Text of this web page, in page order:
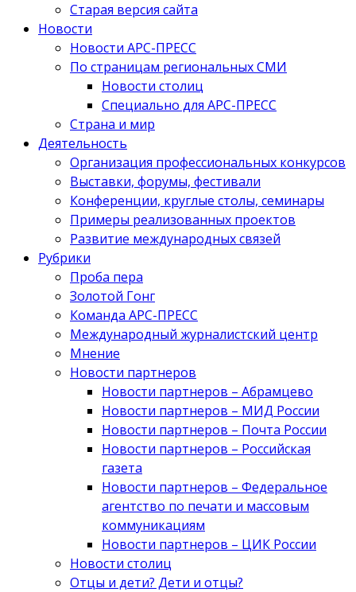
Старая версия сайта
Новости
Новости АРС-ПРЕСС
По страницам региональных СМИ
Новости столиц
Специально для АРС-ПРЕСС
Страна и мир
Деятельность
Организация профессиональных конкурсов
Выставки, форумы, фестивали
Конференции, круглые столы, семинары
Примеры реализованных проектов
Развитие международных связей
Рубрики
Проба пера
Золотой Гонг
Команда АРС-ПРЕСС
Международный журналистский центр
Мнение
Новости партнеров
Новости партнеров – Абрамцево
Новости партнеров – МИД России
Новости партнеров – Почта России
Новости партнеров – Российская
газета
Новости партнеров – Федеральное
агентство по печати и массовым
коммуникациям
Новости партнеров – ЦИК России
Новости столиц
Отцы и дети? Дети и отцы?